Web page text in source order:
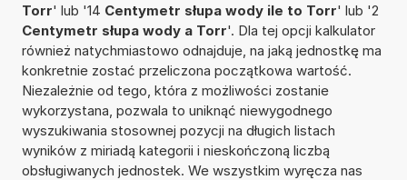
Torr' lub '14 Centymetr słupa wody ile to Torr' lub '2
Centymetr słupa wody a Torr'. Dla tej opcji kalkulator
również natychmiastowo odnajduje, na jaką jednostkę ma
konkretnie zostać przeliczona początkowa wartość.
Niezależnie od tego, która z możliwości zostanie
wykorzystana, pozwala to uniknąć niewygodnego
wyszukiwania stosownej pozycji na długich listach
wyników z miriadą kategorii i nieskończoną liczbą
obsługiwanych jednostek. We wszystkim wyręcza nas